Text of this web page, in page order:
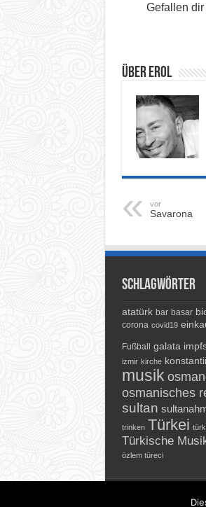
Gefallen
Über Erol
vor
Savarona
Schlagwörter
atatürk bar basar
corona covid19
Fußball galata
izmir kirche
musik
osmanisches
sultan
trinken Türkei
Türkische
özlem türeci
© 2026